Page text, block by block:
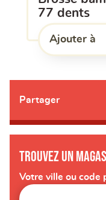
77 dents
Ajouter à
l'une de
Partager
Trouvez un
Votre ville ou code